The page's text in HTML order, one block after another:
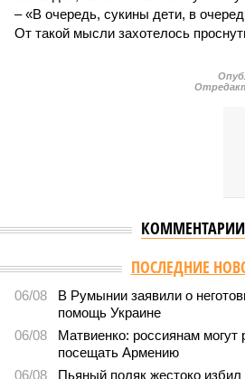
– «В очередь, сукины дети, в
От такой мысли захотелось
КОММЕНТАРИИ
Версия //Общество //
Мы могли бы жить
Мы могли бы жить сотни лет, но
Возраст бессмертия